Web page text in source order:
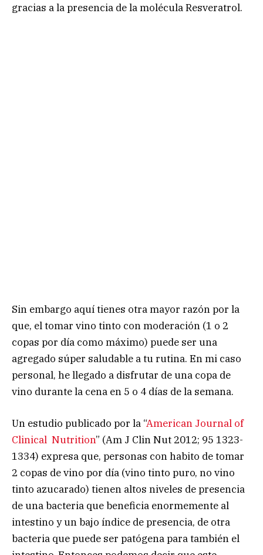
gracias a la presencia de la molécula Resveratrol.
Sin embargo aquí tienes otra mayor razón por la
que, el tomar vino tinto con moderación (1 o 2
copas por día como máximo) puede ser una
agregado súper saludable a tu rutina. En mi caso
personal, he llegado a disfrutar de una copa de
vino durante la cena en 5 o 4 días de la semana.
Un estudio publicado por la “American Journal of
Clinical Nutrition” (Am J Clin Nut 2012; 95 1323-
1334) expresa que, personas con habito de tomar
2 copas de vino por día (vino tinto puro, no vino
tinto azucarado) tienen altos niveles de presencia
de una bacteria que beneficia enormemente al
intestino y un bajo índice de presencia, de otra
bacteria que puede ser patógena para también el